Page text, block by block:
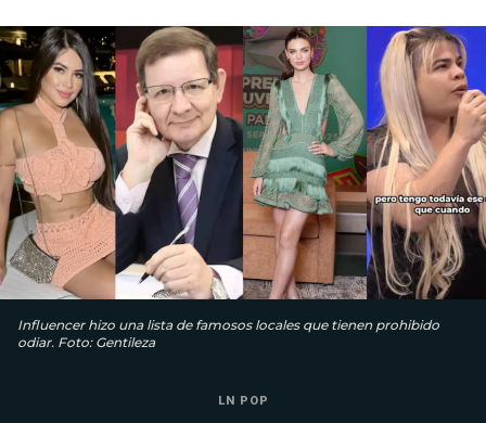
Influencer hizo una lista de famosos locales que tienen prohibido
odiar. Foto: Gentileza
LN POP